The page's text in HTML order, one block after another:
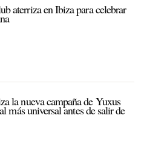
aterriza en Ibiza para celebrar
la nueva campaña de Yuxus
más universal antes de salir de